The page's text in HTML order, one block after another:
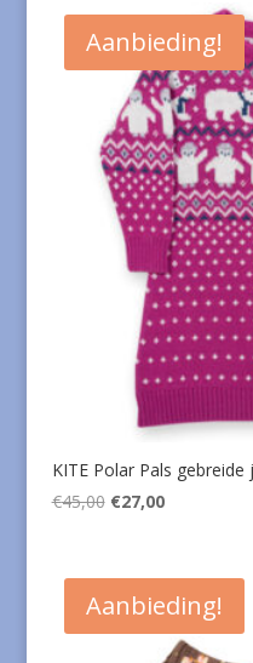
Aanbieding!
KITE Polar Pals gebreide
€45,00 Oorspronkelijke
€45,00.
€27,00Huidige
€27,00.
Aanbieding!